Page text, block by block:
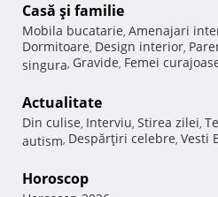
Casă şi familie
Mobila bucatarie, Amenajari
Dormitoare, Design interior,
singura, Gravide, Femei
Actualitate
Din culise, Interviu, Stirea zilei,
autism, Despărţiri celebre, Vesti
Horoscop